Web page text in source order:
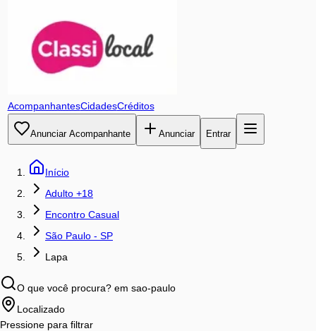
AcompanhantesCidadesCréditos
Anunciar Acompanhante Anunciar Entrar
Início
Adulto +18
Encontro Casual
São Paulo - SP
Lapa
O que você procura? em sao-paulo
Localizado
Pressione para filtrar